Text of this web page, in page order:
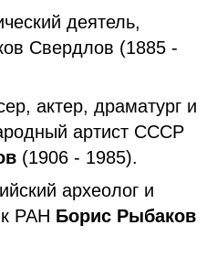
деятель,
Свердлов (1885 -
актер, драматург и
артист СССР
(1906 - 1985).
археолог и
РАН Борис Рыбаков